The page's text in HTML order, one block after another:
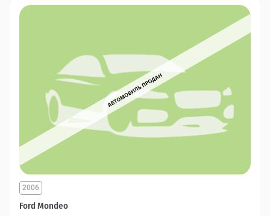
Ford Mondeo
2006